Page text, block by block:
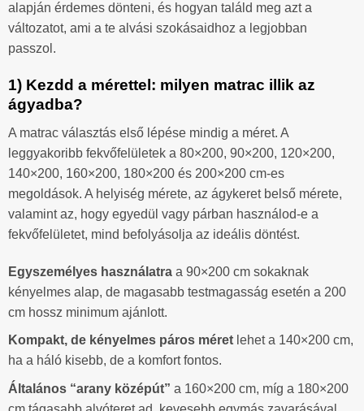
alapján érdemes dönteni, és hogyan találd meg azt a
változatot, ami a te alvási szokásaidhoz a legjobban
passzol.
1) Kezdd a mérettel: milyen matrac illik az
ágyadba?
A matrac választás első lépése mindig a méret. A
leggyakoribb fekvőfelületek a 80×200, 90×200, 120×200,
140×200, 160×200, 180×200 és 200×200 cm-es
megoldások. A helyiség mérete, az ágykeret belső mérete,
valamint az, hogy egyedül vagy párban használod-e a
fekvőfelületet, mind befolyásolja az ideális döntést.
Egyszemélyes használatra a 90×200 cm sokaknak
kényelmes alap, de magasabb testmagasság esetén a 200
cm hossz minimum ajánlott.
Kompakt, de kényelmes páros méret lehet a 140×200 cm,
ha a háló kisebb, de a komfort fontos.
Általános “arany középút” a 160×200 cm, míg a 180×200